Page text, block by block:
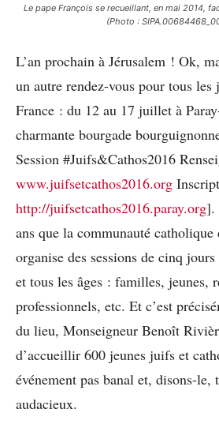
Le pape François se recueillant, en mai 2014,
(Photo :
L’an prochain à Jérusalem ! Ok,
un autre rendez-vous pour tous les
France : du 12 au 17 juillet à
charmante bourgade
Session #Juifs&Cathos2016
www.juifsetcathos2016.org
http://juifsetcathos2016.paray.org].
ans que la communauté
organise des sessions de cinq
et tous les âges : familles, jeunes,
professionnels, etc. Et c’est
du lieu, Monseigneur Benoît
d’accueillir 600 jeunes juifs et
événement pas banal et, disons-le,
audacieux.